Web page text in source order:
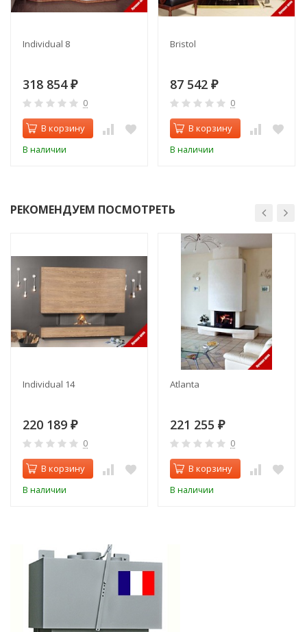
Individual 8
318 854 ₽
0
В корзину
В наличии
Bristol
87 542 ₽
0
В корзину
В наличии
РЕКОМЕНДУЕМ ПОСМОТРЕТЬ
Individual 14
220 189 ₽
0
В корзину
В наличии
Atlanta
221 255 ₽
0
В корзину
В наличии